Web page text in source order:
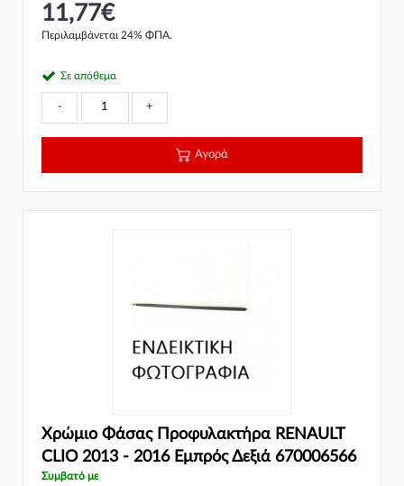
11,77€
Περιλαμβάνεται 24% ΦΠΑ.
Σε απόθεμα
- +
Αγορά
Χρώμιο Φάσας Προφυλακτήρα RENAULT
CLIO 2013 - 2016 Εμπρός Δεξιά 670006566
Συμβατό με